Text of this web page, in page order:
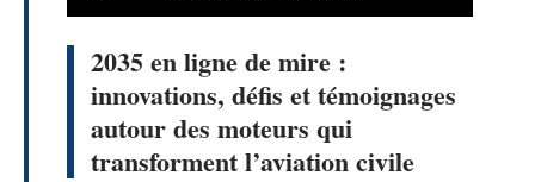
2035 en ligne de mire :
innovations, défis et témoignages
autour des moteurs qui
transforment l’aviation civile